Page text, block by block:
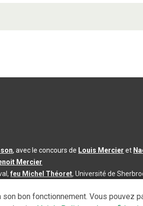
, avec le concours de Louis Mercier et
Mercier
feu Michel Théoret, Université de
du contenu :2026-08-03
bon fonctionnement. Vous pouvez